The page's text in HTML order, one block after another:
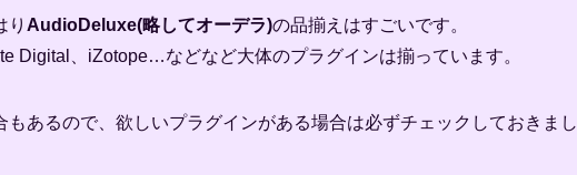
り AudioDeluxe(略してオーデラ)の品揃えはすごいです。
Digital、iZotope…などなど大体のプラグインは揃っています。
あるので、欲しいプラグインがある場合は必ずチェックしておきまし